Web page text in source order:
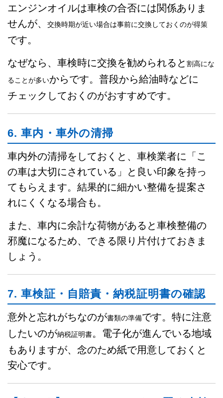
エンジンオイルは車検の合否には関係ありま
せんが、
交換時期が近い場合は事前に交換しておくのが得策
です。
なぜなら、車検時に交換を勧められると 割高にな
ることが多いからです。普段から給油時などに
チェックしておくのがおすすめです。
6. 車内・車外の清掃
車内外の清掃をしておくと、車検業者に「こ
の車は大切にされている」と良い印象を持っ
てもらえます。結果的に細かい整備を提案さ
れにくくなる場合も。
また、車内に余計な荷物があると車検整備の
邪魔になるため、できる限り片付けておきま
しょう。
7. 車検証・自賠責・納税証明書の確認
意外と忘れがちなのが書類の準備です。特に注意
したいのが納税証明書。電子化が進んでいる地域
もありますが、念のため紙で用意しておくと
安心です。